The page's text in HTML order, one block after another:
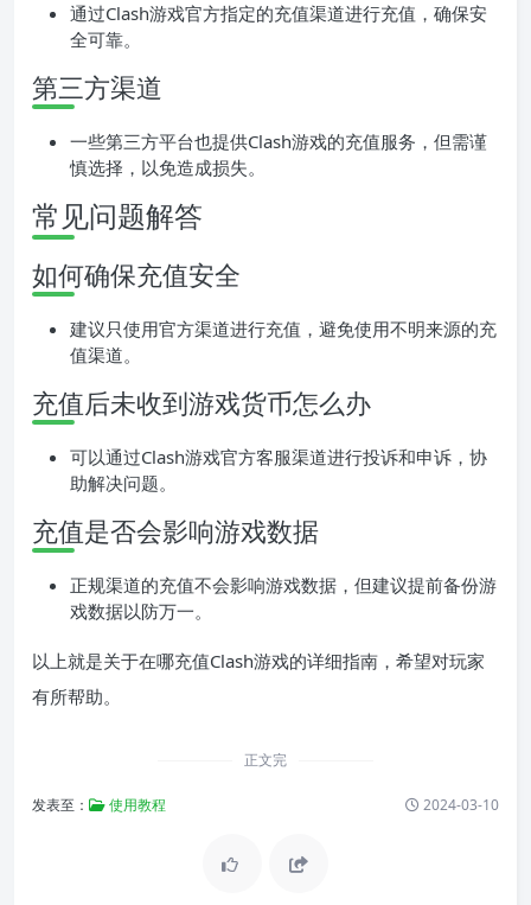
通过Clash游戏官方指定的充值渠道进行充值，确保安
全可靠。
第三方渠道
一些第三方平台也提供Clash游戏的充值服务，但需谨
慎选择，以免造成损失。
常见问题解答
如何确保充值安全
建议只使用官方渠道进行充值，避免使用不明来源的充
值渠道。
充值后未收到游戏货币怎么办
可以通过Clash游戏官方客服渠道进行投诉和申诉，协
助解决问题。
充值是否会影响游戏数据
正规渠道的充值不会影响游戏数据，但建议提前备份游
戏数据以防万一。
以上就是关于在哪充值Clash游戏的详细指南，希望对玩家
有所帮助。
正文完
发表至： 使用教程 2024-03-10